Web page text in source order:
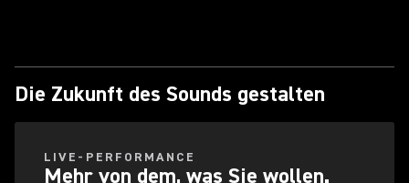
Die Zukunft des Sounds gestalten
LIVE-PERFORMANCE
Mehr von dem, was Sie wollen.